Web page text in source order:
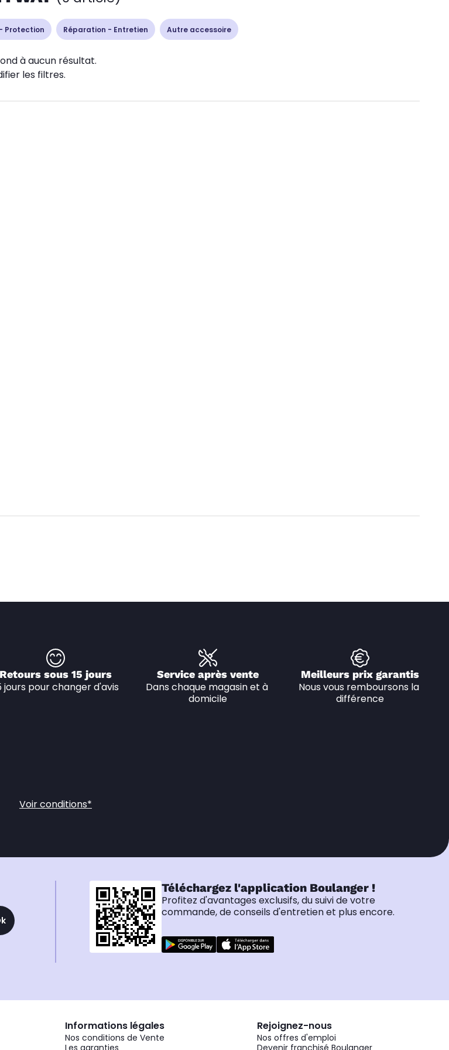
Protection Réparation - Entretien Autre accessoire
à aucun résultat.
les filtres.
Retours sous 15 jours
jours pour changer d'avis
Service après vente
Dans chaque magasin et à
domicile
Meilleurs prix garantis
Nous vous remboursons la
différence
Voir conditions*
Téléchargez l'application Boulanger !
Profitez d'avantages exclusifs, du suivi de votre
commande, de conseils d'entretien et plus encore.
Informations légales
Nos conditions de Vente
Les garanties
Rejoignez-nous
Nos offres d'emploi
Devenir franchisé Boulanger